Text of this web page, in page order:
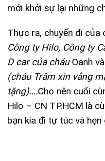
mới khởi sự lại những
Thực ra, chuyến đi của
Công ty Hilo, Công ty
D car của cháuOanh
(cháu Trâm xin vắng
tặng)….Cho nên cuối
Hilo – CN TP.HCM là
bạn kia đi tự túc và hẹn